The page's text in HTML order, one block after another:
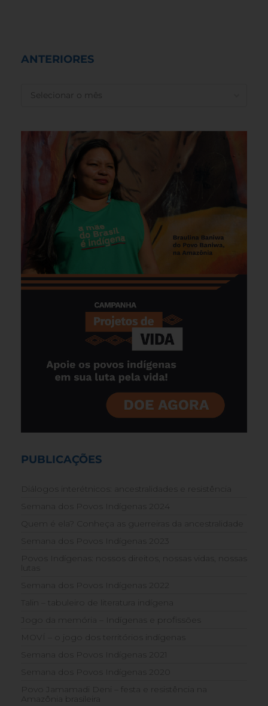
ANTERIORES
PUBLICAÇÕES
Diálogos interétnicos: ancestralidades e resistência
Semana dos Povos Indígenas 2024
Quem é ela? Conheça as guerreiras da ancestralidade
Semana dos Povos Indígenas 2023
Povos Indígenas: nossos direitos, nossas vidas, nossas
lutas
Semana dos Povos Indígenas 2022
Talin – tabuleiro de literatura indígena
Jogo da memória – Indígenas e profissões
MOVÍ – o jogo dos territórios indígenas
Semana dos Povos Indígenas 2021
Semana dos Povos Indígenas 2020
Povo Jamamadi Deni – festa e resistência na
Amazônia brasileira